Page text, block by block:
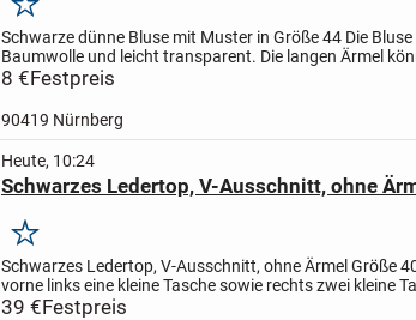
Merken
Schwarze dünne Bluse mit Muster in Größe 44 Die
Baumwolle und leicht transparent. Die langen Ärmel
werden. Ideal für den Sommer, da die Bluse angenehm
8 €Festpreis
90419 Nürnberg
Heute, 10:24
Schwarzes Ledertop, V-Ausschnitt, ohne
Merken
Schwarzes Ledertop, V-Ausschnitt, ohne Ärmel Größe
vorne links eine kleine Tasche sowie rechts zwei kleine
Seite befindet sich unten ein kleiner...
39 €Festpreis